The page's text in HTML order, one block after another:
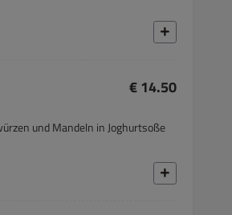
€ 14.50
und Mandeln in Joghurtsoße